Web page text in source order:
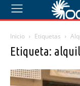
Inicio Etiquetas
Etiqueta: